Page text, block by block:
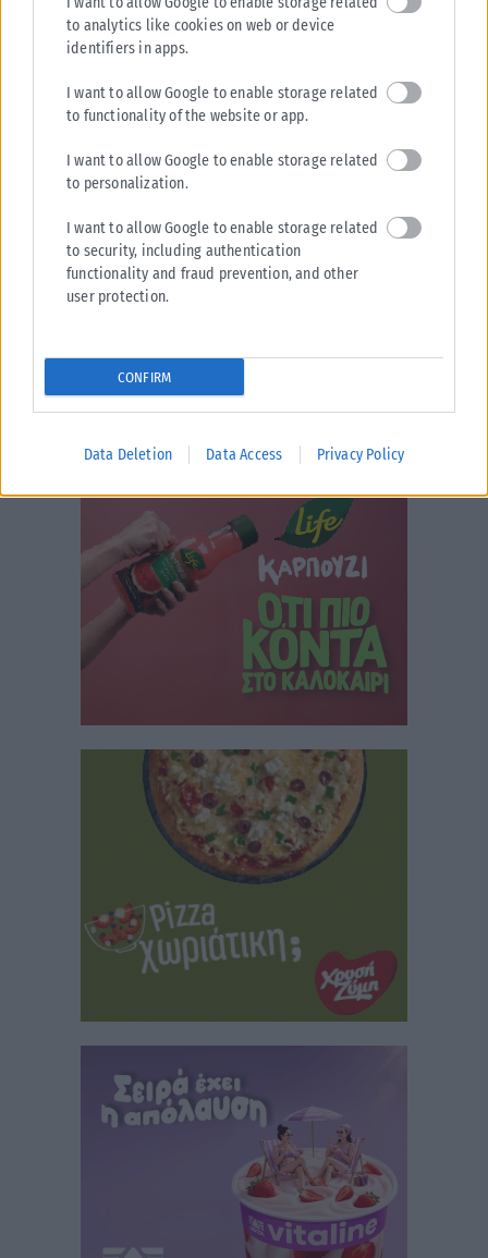
to analytics like cookies on web or device
identifiers in apps.
I want to allow Google to enable storage related
to functionality of the website or app.
I want to allow Google to enable storage related
to personalization.
I want to allow Google to enable storage related
to security, including authentication
functionality and fraud prevention, and other
user protection.
CONFIRM
Data Deletion Data Access Privacy Policy
Η Ελίζαμπεθ Ελέτσι πήρε την ευχή για τον γιο της στον Άγιο
Νεκτάριο – Η συγκινητική ανάρτηση
Μια ιδιαίτερα συγκινητική στιγμή μοιράστηκε με τους διαδικτυακούς
σύζυγό...
ΑΝΑΡΤΉΘΗΚΕ ΑΠΌ ΔΉΜΗΤΡΑ ΚΑΤΡΑΜΆΔΟΥ